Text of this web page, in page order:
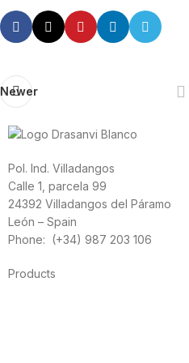
Newer
Pol. Ind. Villadangos
Calle 1, parcela 99
24392 Villadangos del Páramo
León – Spain
Phone: (+34) 987 203 106
Products